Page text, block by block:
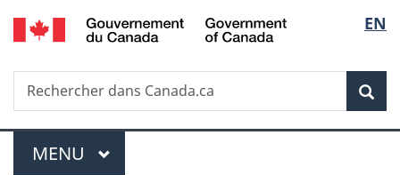
Passer
au
principal
Passer
à
Au
du
Passer
à
version
simplifiée
de
la
EN
Recherche
Rechercher
dans
Menu
MENU PRINCIPAL